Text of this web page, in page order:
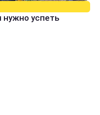
нужно успеть